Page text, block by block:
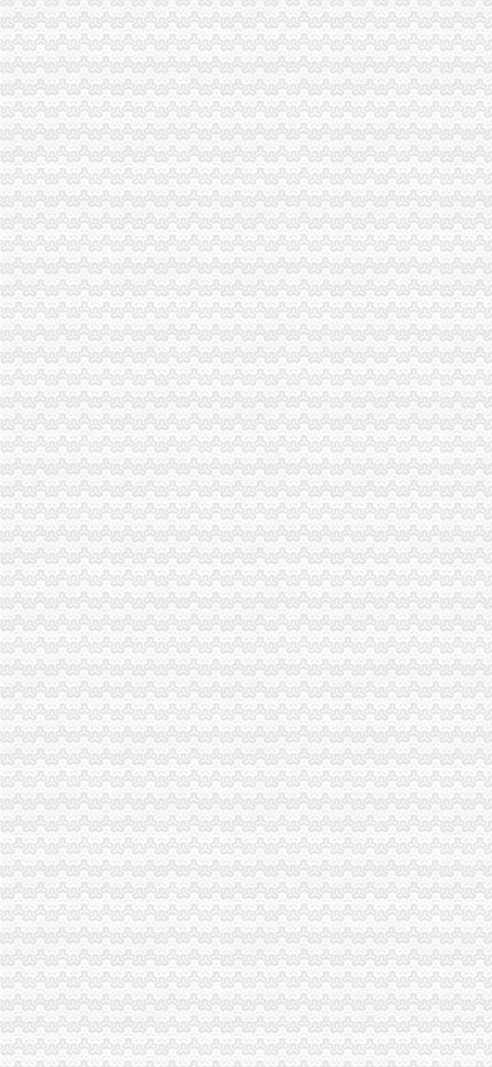
海关报关注册登记证书
【代办进出口货物收发货人报关注册登记证书,人卡,操作员卡】
报关企业注册登记许可
海关报关登记证书
申请海关报关单位注册登记证书,海关报关注册信息年度报告范本,
海关报关单位注册登记证书-荣誉证书-常州市金坛区环宇科学仪器厂